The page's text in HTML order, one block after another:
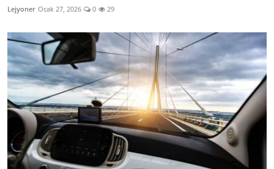
Lejyoner Ocak 27, 2026 0 29